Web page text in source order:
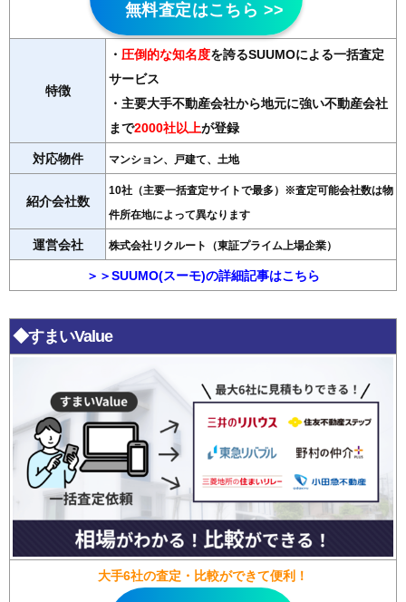
無料査定はこちら >>
特徴
・ 圧倒的な知名度を誇るSUUMOによる一括査定
サービス
・主要大手不動産会社から地元に強い不動産会社
まで2000社以上が登録
対応物件 マンション、戸建て、土地
紹介会社数
10社（主要一括査定サイトで最多）※査定可能会社数は物
件所在地によって異なります
運営会社 株式会社リクルート（東証プライム上場企業）
＞＞SUUMO(スーモ)の詳細記事はこちら
◆すまいValue
大手6社の査定・比較ができて便利！